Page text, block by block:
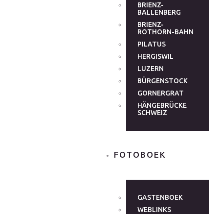
BRIENZ-
BALLENBERG
BRIENZ-
ROTHORN-BAHN
PILATUS
HERGISWIL
LUZERN
BÜRGENSTOCK
GORNERGRAT
HÄNGEBRÜCKE
SCHWEIZ
FOTOBOEK
GASTENBOEK
WEBLINKS